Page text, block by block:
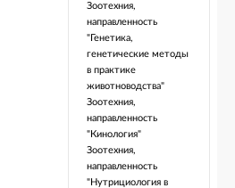
Зоотехния,
направленность
"Генетика,
генетические методы
в практике
животноводства"
Зоотехния,
направленность
"Кинология"
Зоотехния,
направленность
"Нутрициология в